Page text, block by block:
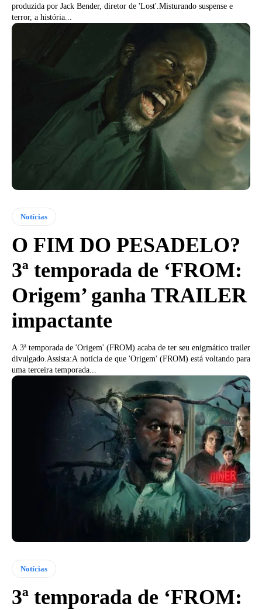
produzida por Jack Bender, diretor de 'Lost'.Misturando suspense e
terror, a história...
Notícias
O FIM DO PESADELO?
3ª temporada de ‘FROM:
Origem’ ganha TRAILER
impactante
A 3ª temporada de 'Origem' (FROM) acaba de ter seu enigmático trailer
divulgado.Assista:A notícia de que 'Origem' (FROM) está voltando para
uma terceira temporada...
Notícias
3ª temporada de ‘FROM: